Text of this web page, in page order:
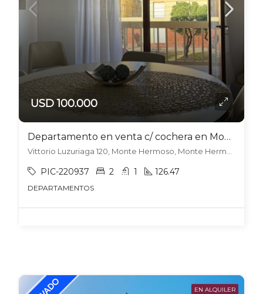
USD 100.000
Departamento en venta c/ cochera en Monte Hermoso
PIC-220937 2 1 126.47
DEPARTAMENTOS
EN ALQUILER